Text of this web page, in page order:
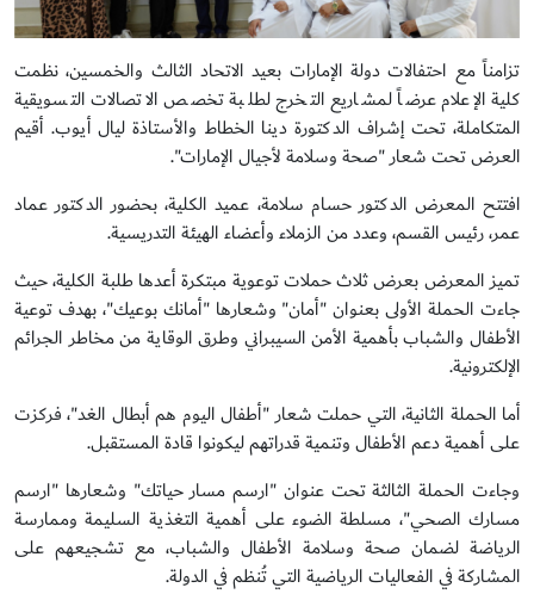
تزامناً مع احتفالات دولة الإمارات بعيد الاتحاد الثالث والخمسين، نظمت
كلية الإعلام عرضاً لمشاريع التخرج لطلبة تخصص الاتصالات التسويقية
المتكاملة، تحت إشراف الدكتورة دينا الخطاط والأستاذة ليال أيوب. أقيم
العرض تحت شعار "صحة وسلامة لأجيال الإمارات".
افتتح المعرض الدكتور حسام سلامة، عميد الكلية، بحضور الدكتور عماد
عمر، رئيس القسم، وعدد من الزملاء وأعضاء الهيئة التدريسية.
تميز المعرض بعرض ثلاث حملات توعوية مبتكرة أعدها طلبة الكلية، حيث
جاءت الحملة الأولى بعنوان "أمان" وشعارها "أمانك بوعيك"، بهدف توعية
الأطفال والشباب بأهمية الأمن السيبراني وطرق الوقاية من مخاطر الجرائم
الإلكترونية.
أما الحملة الثانية، التي حملت شعار "أطفال اليوم هم أبطال الغد"، فركزت
على أهمية دعم الأطفال وتنمية قدراتهم ليكونوا قادة المستقبل.
وجاءت الحملة الثالثة تحت عنوان "ارسم مسار حياتك" وشعارها "ارسم
مسارك الصحي"، مسلطة الضوء على أهمية التغذية السليمة وممارسة
الرياضة لضمان صحة وسلامة الأطفال والشباب، مع تشجيعهم على
المشاركة في الفعاليات الرياضية التي تُنظم في الدولة.